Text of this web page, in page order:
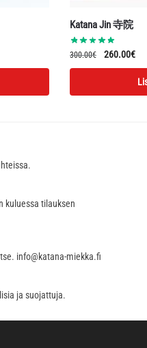
Katana Jin 寺院
300.00€
hinta
300.00€.
260.00€
on:
kuluessa tilauksen
info@katana-miekka.fi
ja suojattuja.